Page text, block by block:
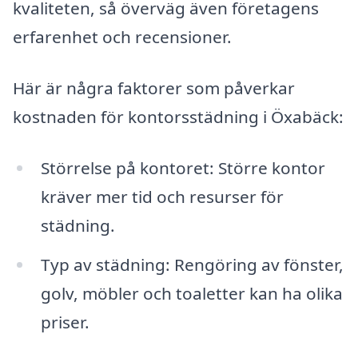
kvaliteten, så överväg även företagens
erfarenhet och recensioner.
Här är några faktorer som påverkar
kostnaden för kontorsstädning i Öxabäck:
Störrelse på kontoret: Större kontor
kräver mer tid och resurser för
städning.
Typ av städning: Rengöring av fönster,
golv, möbler och toaletter kan ha olika
priser.